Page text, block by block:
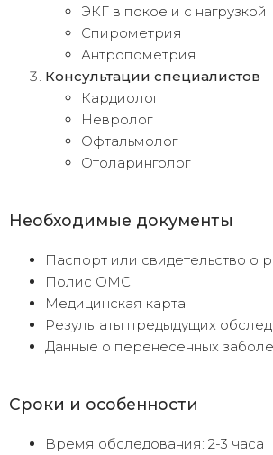
ЭКГ в покое и с нагрузкой
Спирометрия
Антропометрия
Консультации специалистов
Кардиолог
Невролог
Офтальмолог
Отоларинголог
Необходимые документы
Паспорт или свидетельство о
Полис ОМС
Медицинская карта
Результаты предыдущих
Данные о перенесенных
Сроки и особенности
Время обследования: 2-3 часа